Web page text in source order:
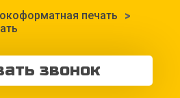
печать
>
звонок